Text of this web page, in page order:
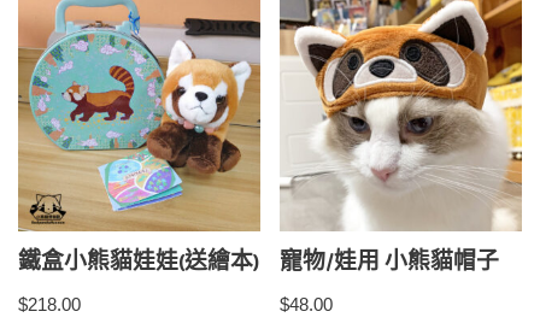
鐵盒小熊貓娃娃(送繪本)
$218.00
寵物/娃用 小熊貓帽子
$48.00